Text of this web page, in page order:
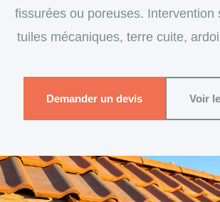
fissurées ou poreuses. Intervention
tuiles mécaniques, terre cuite,
Demander un devis Voir